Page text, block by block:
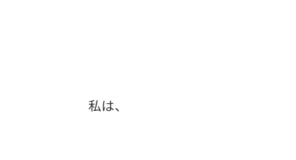
私は、